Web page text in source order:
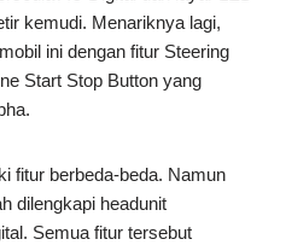
kemudi. Menariknya lagi,
ini dengan fitur Steering
Start Stop Button yang
fitur berbeda-beda. Namun
dilengkapi headunit
Semua fitur tersebut